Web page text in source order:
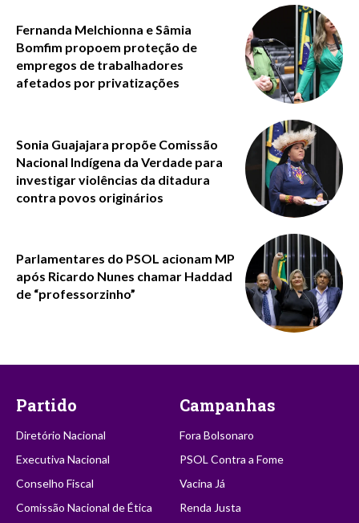
Fernanda Melchionna e Sâmia
Bomfim propoem proteção de
empregos de trabalhadores
afetados por privatizações
Sonia Guajajara propõe Comissão
Nacional Indígena da Verdade para
investigar violências da ditadura
contra povos originários
Parlamentares do PSOL acionam MP
após Ricardo Nunes chamar Haddad
de “professorzinho”
Partido
Diretório Nacional
Executiva Nacional
Conselho Fiscal
Comissão Nacional de Ética
Campanhas
Fora Bolsonaro
PSOL Contra a Fome
Vacina Já
Renda Justa